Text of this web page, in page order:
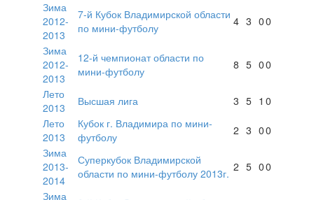
Зима
2012-
2013
7-й Кубок Владимирской области
по мини-футболу
4 3 00
Зима
2012-
2013
12-й чемпионат области по
мини-футболу
8 5 00
Лето
2013
Высшая лига 3 5 1 0
Лето
2013
Кубок г. Владимира по мини-
футболу
2 3 00
Зима
2013-
2014
Суперкубок Владимирской
области по мини-футболу 2013г. 2 5 00
Зима